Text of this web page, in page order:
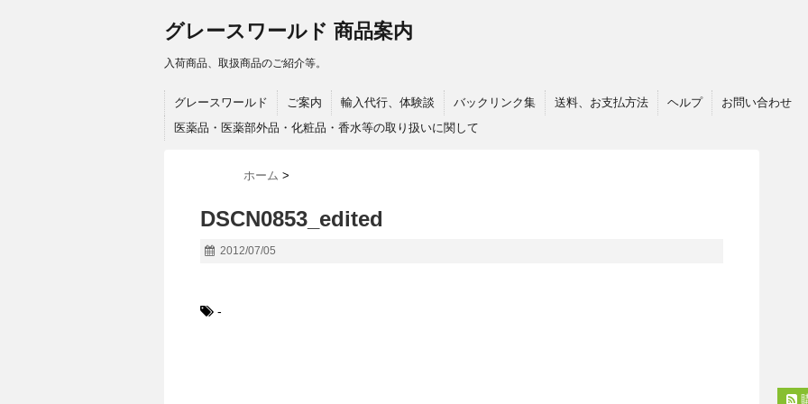
グレースワールド 商品案内
入荷商品、取扱商品のご紹介等。
グレースワールド ご案内 輸入代行、体験談 バックリンク集 送料、お支払方法 ヘルプ
お問い合わせ
医薬品・医薬部外品・化粧品・香水等の取り扱いに関して
ホーム >
DSCN0853_edited
2012/07/05
-